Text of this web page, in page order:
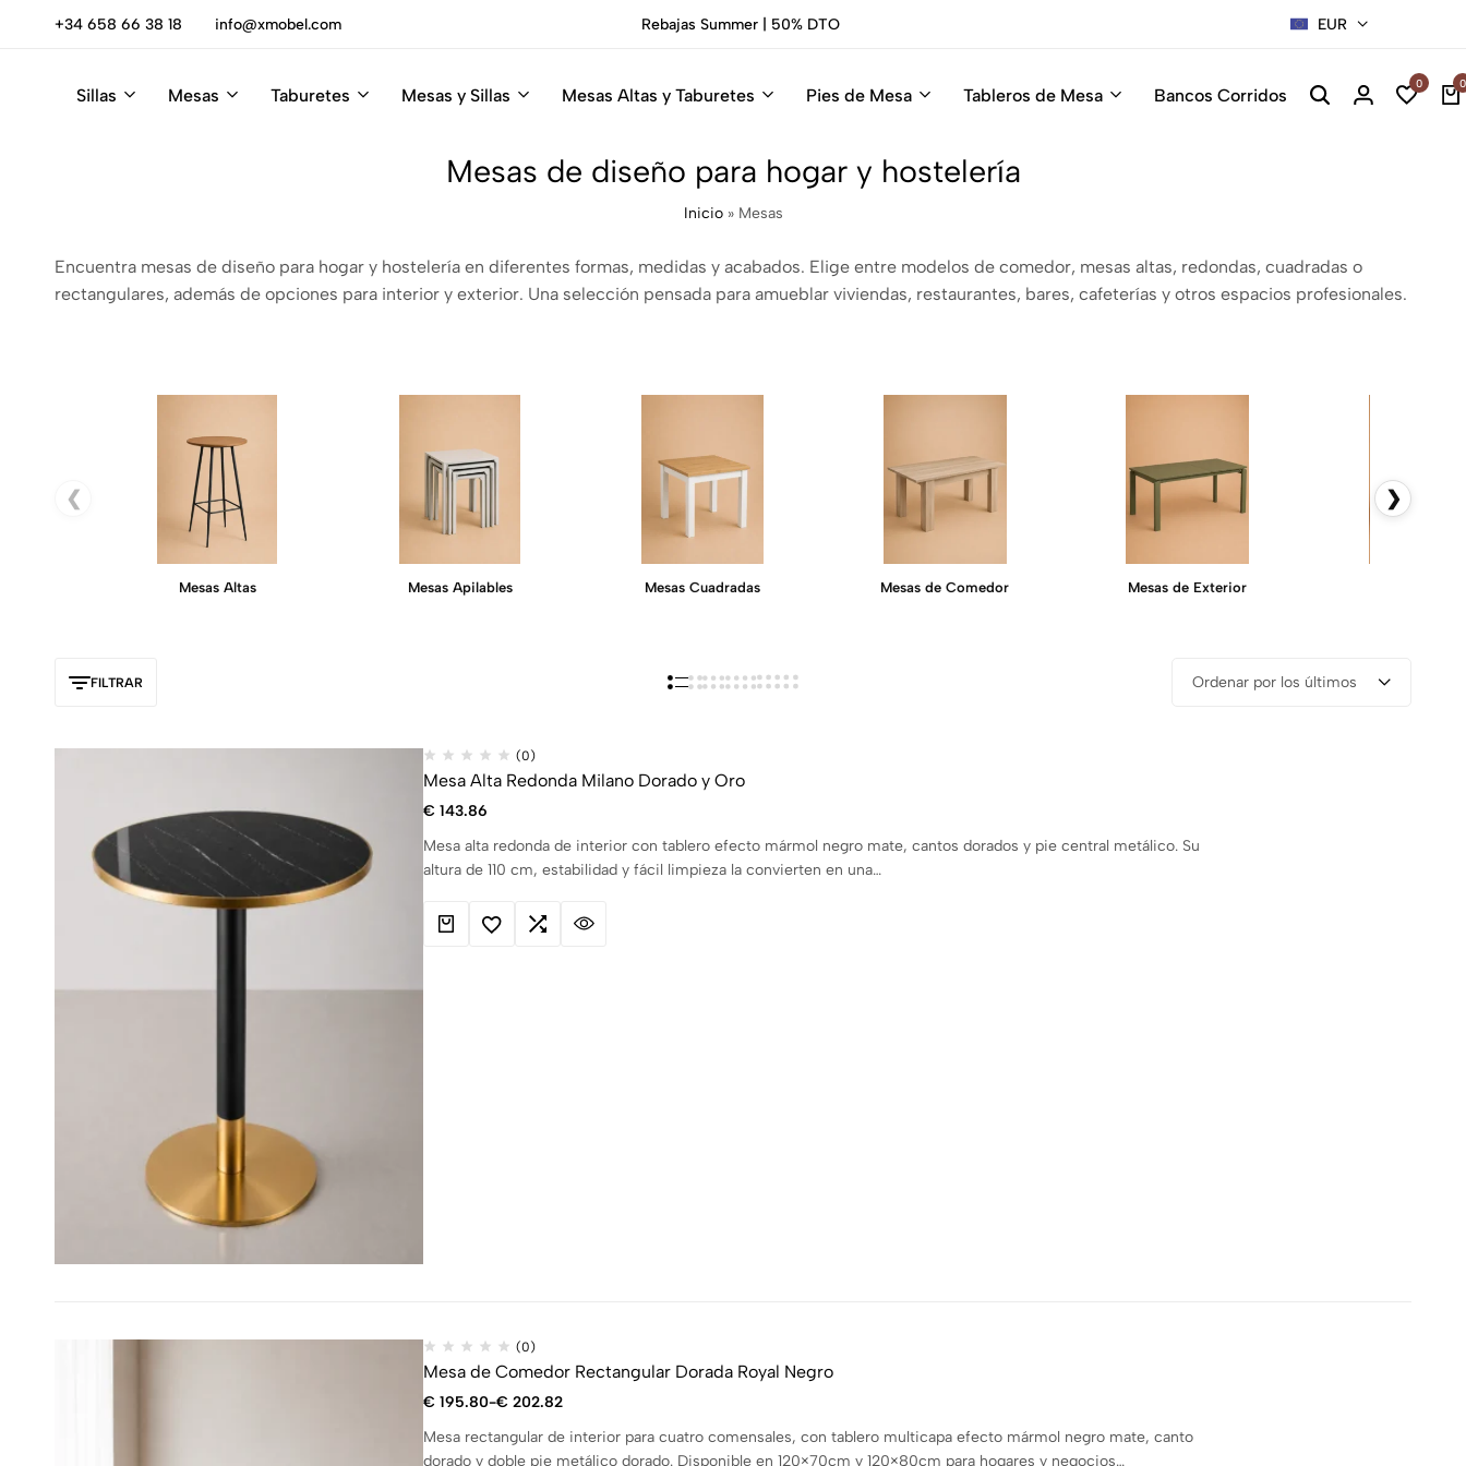
+34 658 66 38 18 info@xmobel.comRebajas Summer | 50% DTO Descúbrelas
EUR
Sillas Mesas Taburetes Mesas y Sillas Mesas Altas y Taburetes Pies de Mesa Tableros de Mesa Bancos Corridos
0 0
Mesas de diseño para hogar y hostelería
Inicio» Mesas
Encuentra mesas de diseño para hogar y hostelería en diferentes formas, medidas y acabados. Elige entre modelos de comedor, mesas altas, redondas, cuadradas o
rectangulares, además de opciones para interior y exterior. Una selección pensada para amueblar viviendas, restaurantes, bares, cafeterías y otros espacios profesionales.
❮
Mesas Altas Mesas Apilables Mesas Cuadradas Mesas de Comedor Mesas de Exterior
❯
FILTRAR Ordenar por los últimos
(0)
Mesa Alta Redonda Milano Dorado y Oro
€ 143.86
Mesa alta redonda de interior con tablero efecto mármol negro mate, cantos dorados y pie central metálico. Su
altura de 110 cm, estabilidad y fácil limpieza la convierten en una…
(0)
Mesa de Comedor Rectangular Dorada Royal Negro
€ 195.80-€ 202.82
Mesa rectangular de interior para cuatro comensales, con tablero multicapa efecto mármol negro mate, canto
dorado y doble pie metálico dorado. Disponible en 120×70cm y 120×80cm para hogares y negocios…